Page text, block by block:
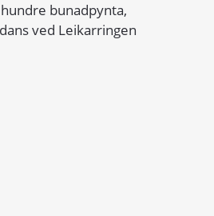
bunadpynta,
ved Leikarringen